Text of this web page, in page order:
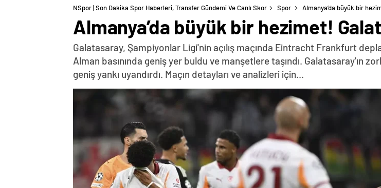
NSpor | Son Dakika Spor Haberleri, Transfer Gündemi Ve Canlı Skor Spor Almanya’da büyük bir
Almanya’da büyük bir hezimet!
Galatasaray, Şampiyonlar Ligi'nin açılış maçında Eintracht Frankfurt
Alman basınında geniş yer buldu ve manşetlere taşındı. Galatasaray'ın
geniş yankı uyandırdı. Maçın detayları ve analizleri için...